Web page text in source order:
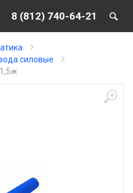
8 (812) 740-64-21
силовые